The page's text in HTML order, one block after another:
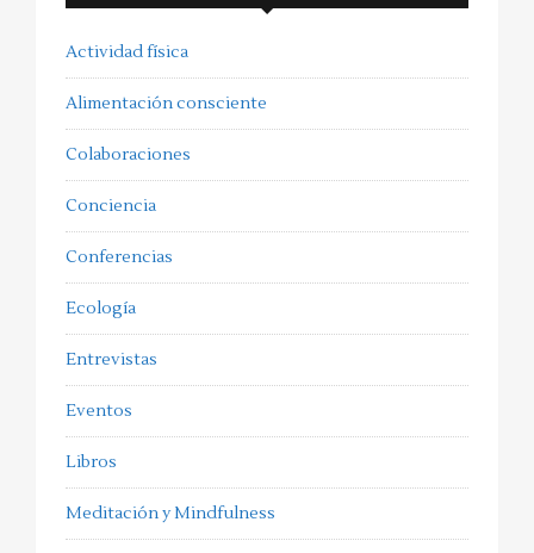
Actividad física
Alimentación consciente
Colaboraciones
Conciencia
Conferencias
Ecología
Entrevistas
Eventos
Libros
Meditación y Mindfulness